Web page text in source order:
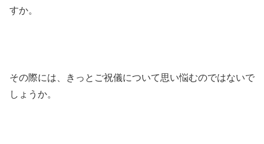
すか。
その際には、きっとご祝儀について思い悩むのではないで
しょうか。